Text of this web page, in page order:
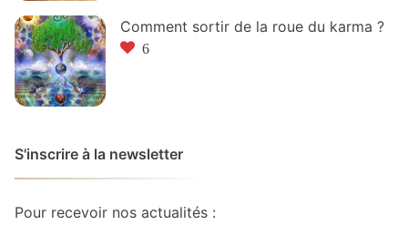
Comment sortir de la roue du karma ?
6
S'inscrire à la newsletter
Pour recevoir nos actualités :